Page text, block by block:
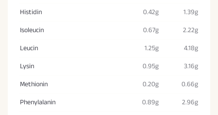
Histidin
0.42g
1.39g
Isoleucin
0.67g
2.22g
Leucin
1.25g
4.18g
Lysin
0.95g
3.16g
Methionin
0.20g
0.66g
Phenylalanin
0.89g
2.96g